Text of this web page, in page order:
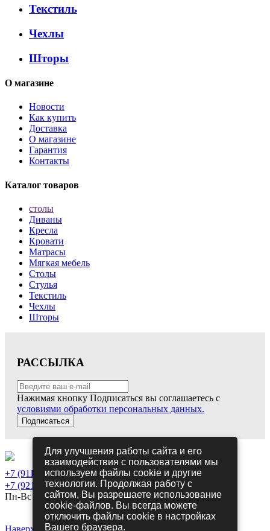
Текстиль
Чехлы
Шторы
О магазине
Новости
Как купить
Доставка
О магазине
Гарантия
Контакты
Каталог товаров
столы
Диваны
Кресла
Кровати
Матрасы
Мягкая мебель
Столы
Стулья
Текстиль
Чехлы
Шторы
РАССЫЛКА
Нажимая кнопку Подписаться вы соглашаетесь с
условиями обработки персональных данных.
Подписаться
+7 (911) 698-05-70
+7 (921) 215-81-89
Пн-Вс 10-21
Политика конфиденциальности
Политика использования Cookies
Для улучшения работы сайта и его
взаимодействия с пользователями мы
используем файлы cookie и другие
технологии. Продолжая работу с
сайтом, Вы разрешаете использование
cookie-файлов. Вы всегда можете
отключить файлы cookie в настройках
Вашего браузера.